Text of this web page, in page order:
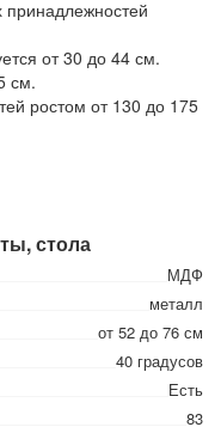
от 30 до 44 см.
см.
ростом от 130 до 175
стола
МДФ
металл
от 52 до 76 см
40 градусов
Есть
83